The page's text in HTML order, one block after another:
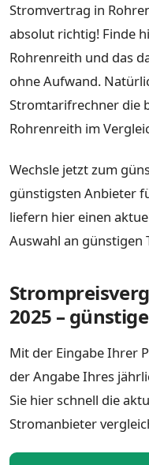
Stromvertrag in
absolut richtig! Finde
Rohrenreith und das
ohne Aufwand.
Stromtarifrechner die
Rohrenreith im
Wechsle jetzt zum
günstigsten Anbieter
liefern hier einen
Auswahl an
2025 –
Mit der Eingabe Ihrer
der Angabe Ihres
Sie hier schnell die
Stromanbieter